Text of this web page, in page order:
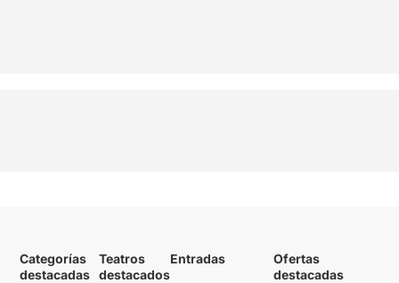
Categorías
destacadas
Teatros
destacados
Entradas
Ofertas
destacadas